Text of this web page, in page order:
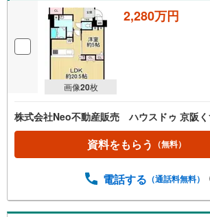
画像20枚
2,280万円
株式会社Neo不動産販売 ハウスドゥ 京阪
資料をもらう （無料）
電話する （通話料無料）